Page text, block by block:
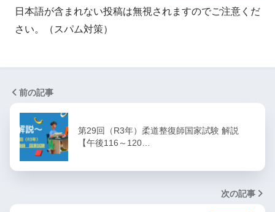
日本語が含まれない投稿は無視されますのでご注意くだ
さい。（スパム対策）
前の記事
第29回（R3年）柔道整復師国家試験 解説
【午後116～120…
次の記事